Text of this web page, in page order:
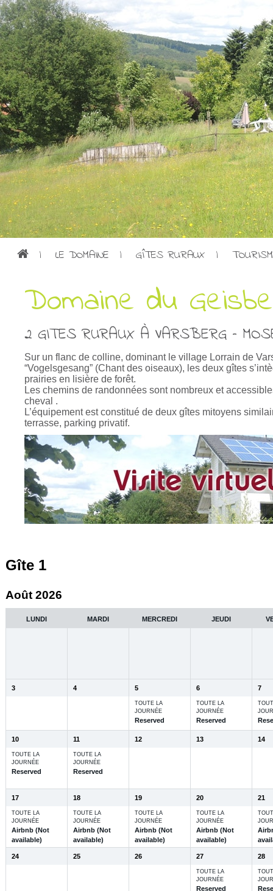
| LE DOMAINE | GÎTES RURAUX |
Domaine du
2 GITES RURAUX À VARSBERG –
Sur un flanc de colline, dominant le village Lorrain de
“Vogelsgesang” (Chant des oiseaux), les deux gîtes
prairies en lisière de forêt.
Les chemins de randonnées sont nombreux et
cheval .
L’équipement est constitué de deux gîtes mitoyens
terrasse, parking privatif.
Gîte 1
Août 2026
LUNDI MARDI MERCREDI JEUDI
3 4 5
TOUTE LA
JOURNÉE
Reserved
6
TOUTE LA
JOURNÉE
Reserved
7
10
TOUTE LA
JOURNÉE
Reserved
11
TOUTE LA
JOURNÉE
Reserved
12 13 14
17
TOUTE LA
JOURNÉE
Airbnb (Not
available)
18
TOUTE LA
JOURNÉE
Airbnb (Not
available)
19
TOUTE LA
JOURNÉE
Airbnb (Not
available)
20
TOUTE LA
JOURNÉE
Airbnb (Not
available)
21
24 25 26 27
TOUTE LA
JOURNÉE
Reserved
28